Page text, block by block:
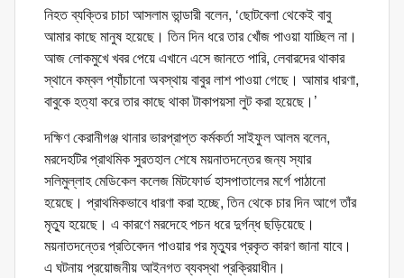
নিহত ব্যক্তির চাচা আসলাম ভান্ডারী বলেন, ‘ছোটবেলা থেকেই বাবু
আমার কাছে মানুষ হয়েছে। তিন দিন ধরে তার খোঁজ পাওয়া যাচ্ছিল না।
আজ লোকমুখে খবর পেয়ে এখানে এসে জানতে পারি, লেবারদের থাকার
স্থানে কম্বল প্যাঁচানো অবস্থায় বাবুর লাশ পাওয়া গেছে। আমার ধারণা,
বাবুকে হত্যা করে তার কাছে থাকা টাকাপয়সা লুট করা হয়েছে।’
দক্ষিণ কেরানীগঞ্জ থানার ভারপ্রাপ্ত কর্মকর্তা সাইফুল আলম বলেন,
মরদেহটির প্রাথমিক সুরতহাল শেষে ময়নাতদন্তের জন্য স্যার
সলিমুল্লাহ মেডিকেল কলেজ মিটফোর্ড হাসপাতালের মর্গে পাঠানো
হয়েছে। প্রাথমিকভাবে ধারণা করা হচ্ছে, তিন থেকে চার দিন আগে তাঁর
মৃত্যু হয়েছে। এ কারণে মরদেহে পচন ধরে দুর্গন্ধ ছড়িয়েছে।
ময়নাতদন্তের প্রতিবেদন পাওয়ার পর মৃত্যুর প্রকৃত কারণ জানা যাবে।
এ ঘটনায় প্রয়োজনীয় আইনগত ব্যবস্থা প্রক্রিয়াধীন।